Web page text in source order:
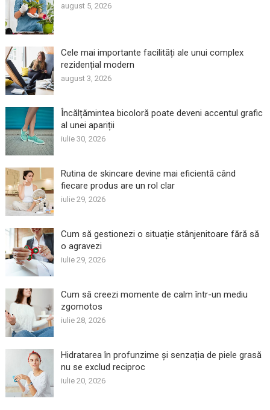
august 5, 2026
Cele mai importante facilități ale unui complex
rezidențial modern
august 3, 2026
Încălțămintea bicoloră poate deveni accentul grafic
al unei apariții
iulie 30, 2026
Rutina de skincare devine mai eficientă când
fiecare produs are un rol clar
iulie 29, 2026
Cum să gestionezi o situație stânjenitoare fără să
o agravezi
iulie 29, 2026
Cum să creezi momente de calm într-un mediu
zgomotos
iulie 28, 2026
Hidratarea în profunzime și senzația de piele grasă
nu se exclud reciproc
iulie 20, 2026